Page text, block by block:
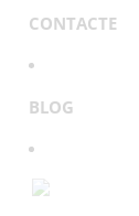
CONTACTE
BLOG